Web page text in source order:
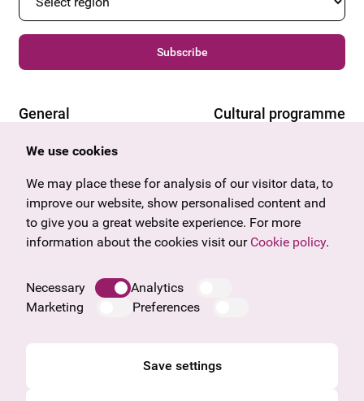
Subscribe
General
Offers & News
Gift voucher
Frequently asked questions
Legal notice
Data protection information
Cultural programme
Vorarlberg
Burgenland
Salzburg
Upper Austria
We use cookies
We may place these for analysis of our visitor data, to
improve our website, show personalised content and
to give you a great website experience. For more
information about the cookies visit our Cookie policy.
Necessary
Analytics
Marketing
Preferences
Save settings